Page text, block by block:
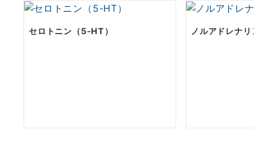
セロトニン（5-HT） ノルアドレナリ